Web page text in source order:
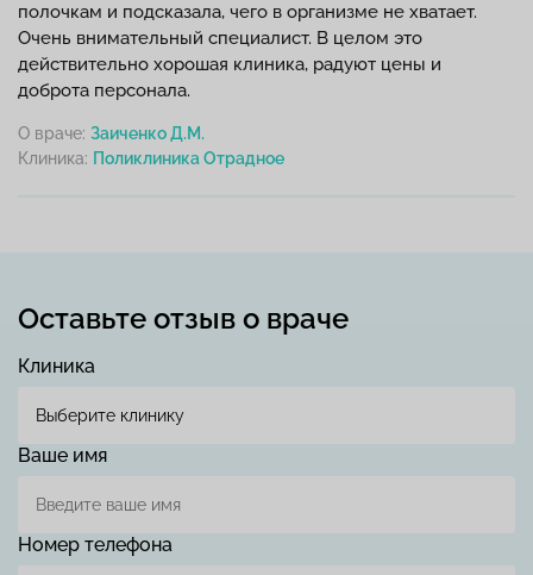
полочкам и подсказала, чего в организме не хватает.
Очень внимательный специалист. В целом это
действительно хорошая клиника, радуют цены и
доброта персонала.
О враче: Заиченко Д.М.
Клиника:
Оставьте отзыв о враче
Клиника
Ваше имя
Номер телефона